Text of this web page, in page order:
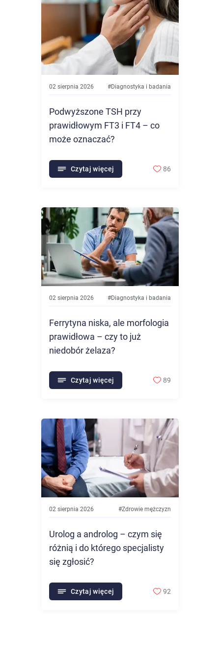
02 sierpnia 2026 #Diagnostyka i badania
Podwyższone TSH przy
prawidłowym FT3 i FT4 – co
może oznaczać?
Czytaj więcej 86
02 sierpnia 2026 #Diagnostyka i badania
Ferrytyna niska, ale morfologia
prawidłowa – czy to już
niedobór żelaza?
Czytaj więcej 89
02 sierpnia 2026 #Zdrowie mężczyzn
Urolog a androlog – czym się
różnią i do którego specjalisty
się zgłosić?
Czytaj więcej 92